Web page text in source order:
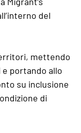
del
mettendo
portando allo
su inclusione
di